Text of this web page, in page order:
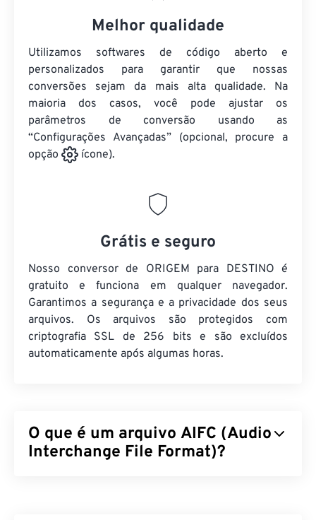
Melhor qualidade
Utilizamos softwares de código aberto e
personalizados para garantir que nossas
conversões sejam da mais alta qualidade. Na
maioria dos casos, você pode ajustar os
parâmetros de conversão usando as
“Configurações Avançadas” (opcional, procure a
opção
ícone).
Grátis e seguro
Nosso conversor de ORIGEM para DESTINO é
gratuito e funciona em qualquer navegador.
Garantimos a segurança e a privacidade dos seus
arquivos. Os arquivos são protegidos com
criptografia SSL de 256 bits e são excluídos
automaticamente após algumas horas.
O que é um arquivo AIFC (Audio
Interchange File Format)?